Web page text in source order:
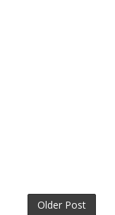
Older Post